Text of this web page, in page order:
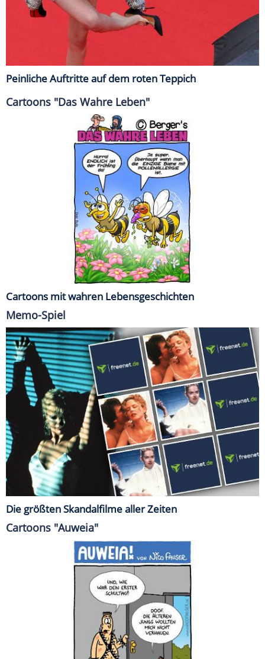
Peinliche Auftritte auf dem roten Teppich
Cartoons "Das Wahre Leben"
Cartoons mit wahren Lebensgeschichten
Memo-Spiel
Die größten Skandalfilme aller Zeiten
Cartoons "Auweia"